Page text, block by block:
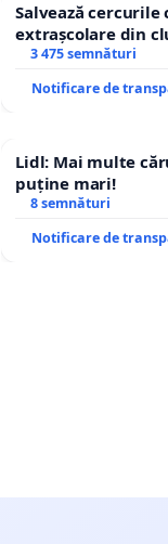
Salvează
extrașcolare din
copiilor
3 475 semnături
Notificare de
Lidl: Mai multe
puține mari!
8 semnături
Notificare de